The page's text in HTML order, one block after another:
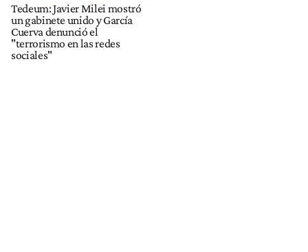
Tedeum: Javier Milei mostró
un gabinete unido y García
Cuerva denunció el
"terrorismo en las redes
sociales"